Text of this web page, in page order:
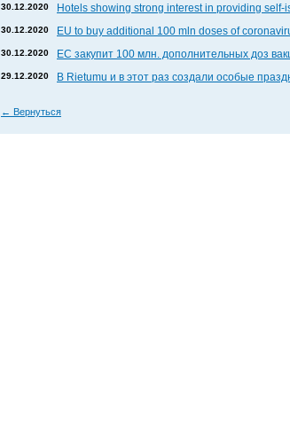
30.12.2020 Hotels showing strong interest in providing self-
30.12.2020 EU to buy additional 100 mln doses of
30.12.2020 ЕС закупит 100 млн. дополнительных доз
29.12.2020 В Rietumu и в этот раз создали особые
← Вернуться